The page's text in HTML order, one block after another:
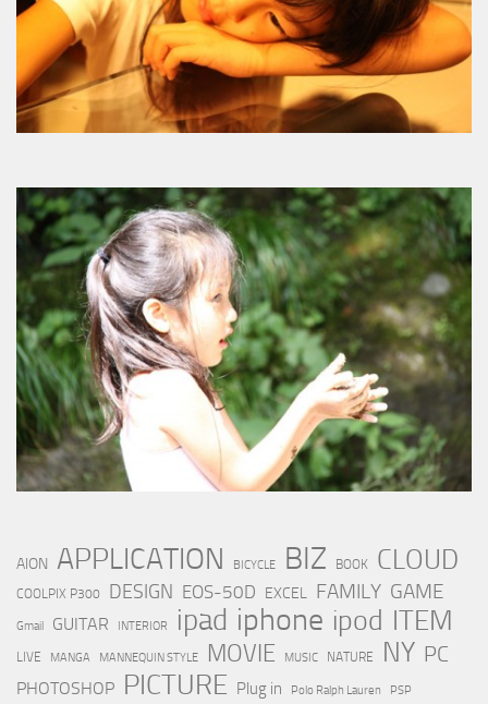
AION APPLICATION BICYCLE BIZ BOOK CLOUD
COOLPIX P300 DESIGN EOS-50D EXCEL FAMILY GAME
Gmail GUITAR INTERIOR ipad iphone ipod ITEM
LIVE MANGA MANNEQUIN STYLE MOVIE MUSIC NATURE NY PC
PHOTOSHOP PICTURE Plug in Polo Ralph Lauren PSP